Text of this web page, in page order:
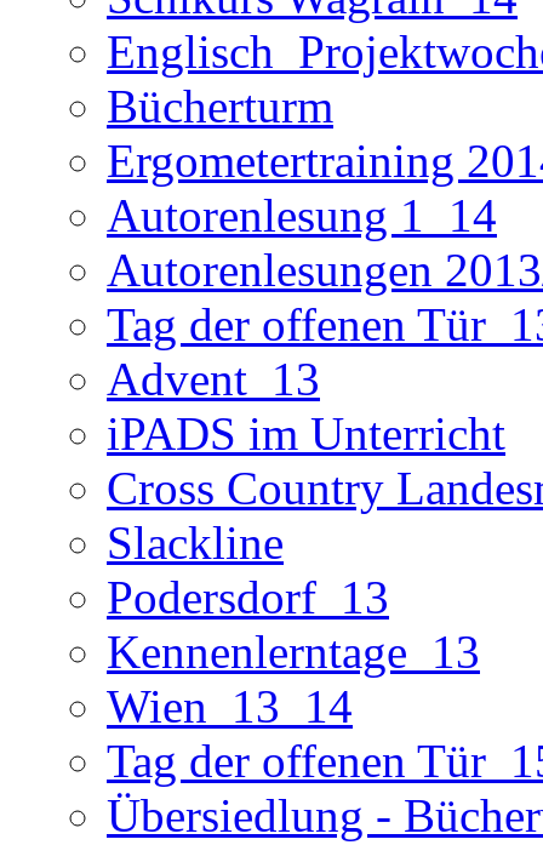
Bücherturm
Ergometertraining
Autorenlesung 1_14
Autorenlesungen
Tag der offenen
Advent_13
iPADS im Unterricht
Cross Country
Slackline
Podersdorf_13
Kennenlerntage_13
Wien_13_14
Tag der offenen
Übersiedlung -